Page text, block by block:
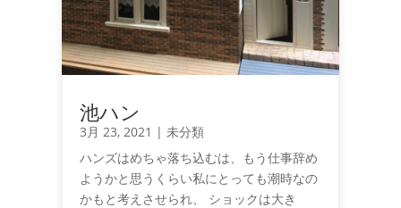
池ハン
3月 23, 2021 | 未分類
ハンズはめちゃ落ち込むは、もう仕事辞め
ようかと思うくらい私にとっても潮時なの
かもと考えさせられ、 ショックは大き